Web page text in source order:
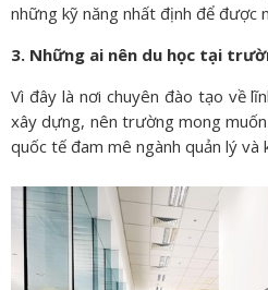
những kỹ năng nhất định để được
3. Những ai nên du học tại
Vì đây là nơi chuyên đào tạo về
xây dựng, nên trường mong
quốc tế đam mê ngành quản lý và